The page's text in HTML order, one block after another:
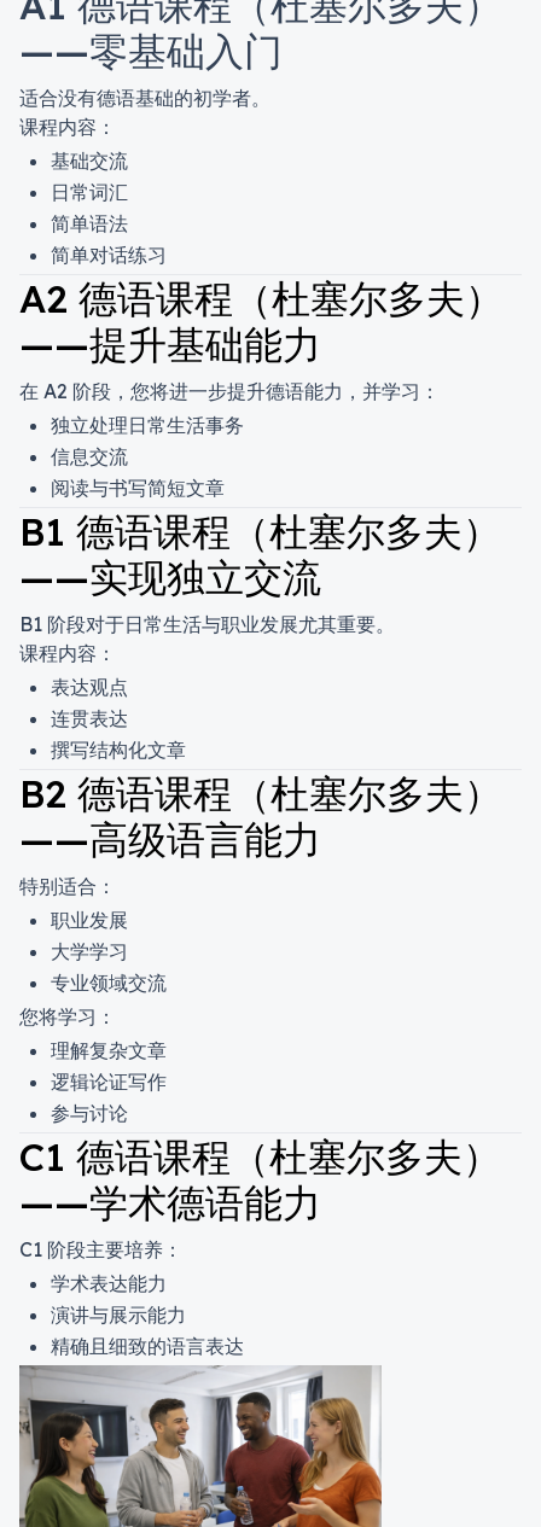
——零基础入门
适合没有德语基础的初学者。
课程内容：
基础交流
日常词汇
简单语法
简单对话练习
A2 德语课程（杜塞尔多夫）
——提升基础能力
在 A2 阶段，您将进一步提升德语能力，并学习：
独立处理日常生活事务
信息交流
阅读与书写简短文章
B1 德语课程（杜塞尔多夫）
——实现独立交流
B1 阶段对于日常生活与职业发展尤其重要。
课程内容：
表达观点
连贯表达
撰写结构化文章
B2 德语课程（杜塞尔多夫）
——高级语言能力
特别适合：
职业发展
大学学习
专业领域交流
您将学习：
理解复杂文章
逻辑论证写作
参与讨论
C1 德语课程（杜塞尔多夫）
——学术德语能力
C1 阶段主要培养：
学术表达能力
演讲与展示能力
精确且细致的语言表达